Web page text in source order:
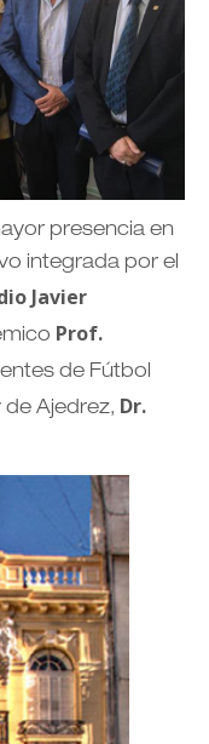
presencia en
integrada por el
Javier
Prof.
de Fútbol
de Ajedrez, Dr.